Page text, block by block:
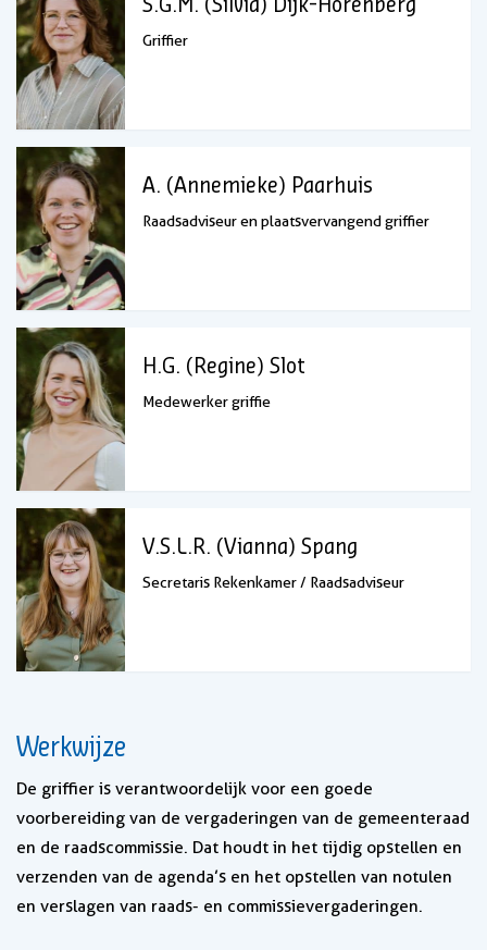
S.G.M. (Silvia) Dijk-Horenberg
Griffier
A. (Annemieke) Paarhuis
Raadsadviseur en plaatsvervangend griffier
H.G. (Regine) Slot
Medewerker griffie
V.S.L.R. (Vianna) Spang
Secretaris Rekenkamer / Raadsadviseur
Werkwijze
De griffier is verantwoordelijk voor een goede
voorbereiding van de vergaderingen van de gemeenteraad
en de raadscommissie. Dat houdt in het tijdig opstellen en
verzenden van de agenda’s en het opstellen van notulen
en verslagen van raads- en commissievergaderingen.